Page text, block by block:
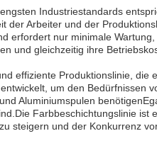
Industriestandards
der Arbeiter und der
erfordert nur minimale
und gleichzeitig ihre
effiziente Produktionslinie, die
um den Bedürfnissen
Aluminiumspulen
Farbbeschichtungslinie ist
steigern und der Konkurrenz